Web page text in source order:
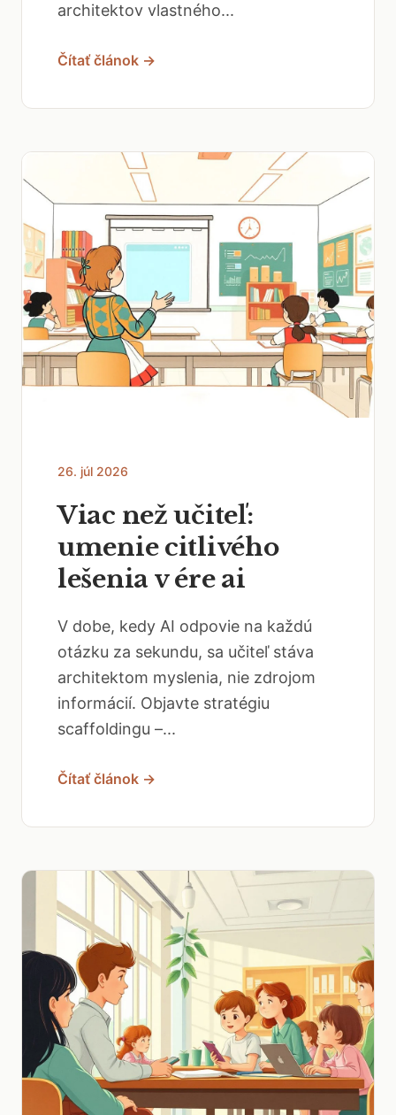
architektov vlastného...
Čítať článok →
26. júl 2026
Viac než učiteľ:
umenie citlivého
lešenia v ére ai
V dobe, kedy AI odpovie na každú
otázku za sekundu, sa učiteľ stáva
architektom myslenia, nie zdrojom
informácií. Objavte stratégiu
scaffoldingu –...
Čítať článok →